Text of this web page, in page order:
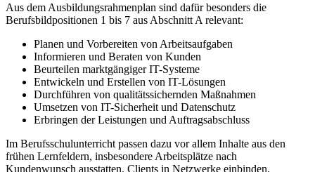
Aus dem Ausbildungsrahmenplan sind dafür besonders die
Berufsbildpositionen 1 bis 7 aus Abschnitt A relevant:
Planen und Vorbereiten von Arbeitsaufgaben
Informieren und Beraten von Kunden
Beurteilen marktgängiger IT-Systeme
Entwickeln und Erstellen von IT-Lösungen
Durchführen von qualitätssichernden Maßnahmen
Umsetzen von IT-Sicherheit und Datenschutz
Erbringen der Leistungen und Auftragsabschluss
Im Berufsschulunterricht passen dazu vor allem Inhalte aus den
frühen Lernfeldern, insbesondere Arbeitsplätze nach
Kundenwunsch ausstatten, Clients in Netzwerke einbinden,